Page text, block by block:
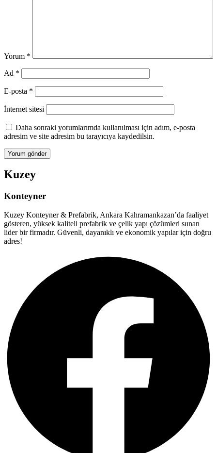
Yorum *
Ad *
E-posta *
İnternet sitesi
Daha sonraki yorumlarımda kullanılması için adım, e-posta
adresim ve site adresim bu tarayıcıya kaydedilsin.
Kuzey
Konteyner
Kuzey Konteyner & Prefabrik, Ankara Kahramankazan’da faaliyet
gösteren, yüksek kaliteli prefabrik ve çelik yapı çözümleri sunan
lider bir firmadır. Güvenli, dayanıklı ve ekonomik yapılar için doğru
adres!